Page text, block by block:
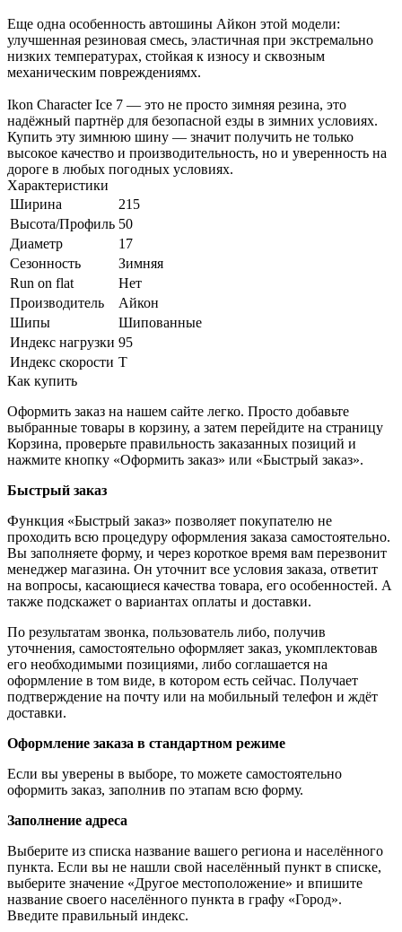
Еще одна особенность автошины Айкон этой модели:
улучшенная резиновая смесь, эластичная при экстремально
низких температурах, стойкая к износу и сквозным
механическим повреждениямх.
Ikon Character Ice 7 — это не просто зимняя резина, это
надёжный партнёр для безопасной езды в зимних условиях.
Купить эту зимнюю шину — значит получить не только
высокое качество и производительность, но и уверенность на
дороге в любых погодных условиях.
Характеристики
Ширина
215
Высота/Профиль 50
Диаметр
17
Сезонность
Зимняя
Run on flat
Нет
Производитель
Айкон
Шипы
Шипованные
Индекс нагрузки 95
Индекс скорости T
Как купить
Оформить заказ на нашем сайте легко. Просто добавьте
выбранные товары в корзину, а затем перейдите на страницу
Корзина, проверьте правильность заказанных позиций и
нажмите кнопку «Оформить заказ» или «Быстрый заказ».
Быстрый заказ
Функция «Быстрый заказ» позволяет покупателю не
проходить всю процедуру оформления заказа самостоятельно.
Вы заполняете форму, и через короткое время вам перезвонит
менеджер магазина. Он уточнит все условия заказа, ответит
на вопросы, касающиеся качества товара, его особенностей. А
также подскажет о вариантах оплаты и доставки.
По результатам звонка, пользователь либо, получив
уточнения, самостоятельно оформляет заказ, укомплектовав
его необходимыми позициями, либо соглашается на
оформление в том виде, в котором есть сейчас. Получает
подтверждение на почту или на мобильный телефон и ждёт
доставки.
Оформление заказа в стандартном режиме
Если вы уверены в выборе, то можете самостоятельно
оформить заказ, заполнив по этапам всю форму.
Заполнение адреса
Выберите из списка название вашего региона и населённого
пункта. Если вы не нашли свой населённый пункт в списке,
выберите значение «Другое местоположение» и впишите
название своего населённого пункта в графу «Город».
Введите правильный индекс.